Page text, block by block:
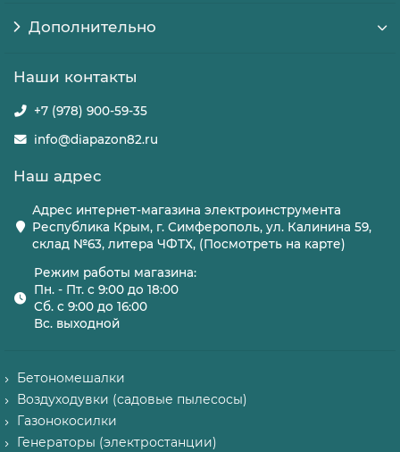
Дополнительно
Наши контакты
+7 (978) 900-59-35
info@diapazon82.ru
Наш адрес
Адрес интернет-магазина электроинструмента
Республика Крым, г. Симферополь, ул. Калинина 59,
склад №63, литера ЧФТХ, (Посмотреть на карте)
Режим работы магазина:
Пн. - Пт. с 9:00 до 18:00
Сб. с 9:00 до 16:00
Вс. выходной
Бетономешалки
Воздуходувки (садовые пылесосы)
Газонокосилки
Генераторы (электростанции)